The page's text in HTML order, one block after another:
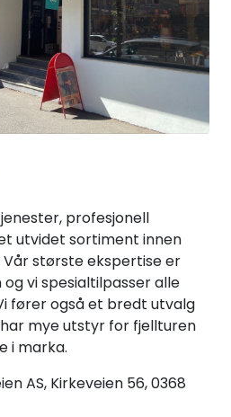
profesjonell
utvidet sortiment innen
største ekspertise er
vi spesialtilpasser alle
fører også et bredt utvalg
mye utstyr for fjellturen
i marka.
AS, Kirkeveien 56, 0368